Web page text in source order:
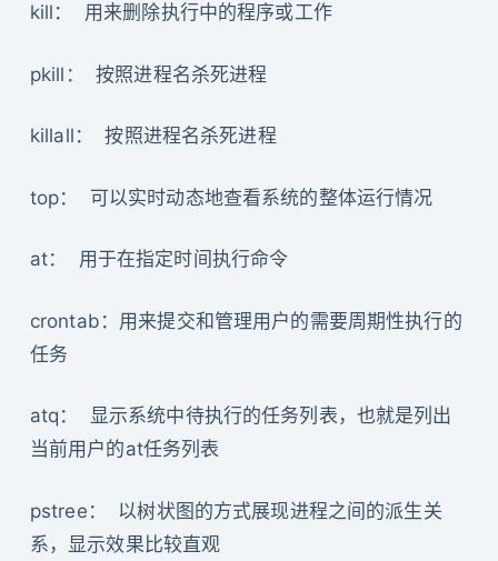
kill： 用来删除执行中的程序或工作
pkill： 按照进程名杀死进程
killall： 按照进程名杀死进程
top： 可以实时动态地查看系统的整体运行情况
at： 用于在指定时间执行命令
crontab：用来提交和管理用户的需要周期性执行的
任务
atq： 显示系统中待执行的任务列表，也就是列出
当前用户的at任务列表
pstree： 以树状图的方式展现进程之间的派生关
系，显示效果比较直观